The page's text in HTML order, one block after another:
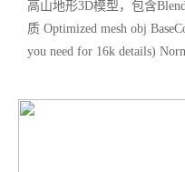
高山地形3D模型，包含
质 Optimized mesh obj
you need for 16k details)